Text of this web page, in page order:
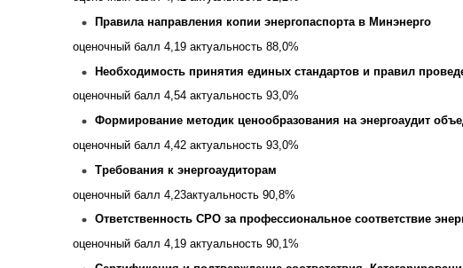
Правила направления копии энергопаспорта в Минэнерго
оценочный балл 4,19 актуальность 88,0%
Необходимость принятия единых стандартов и правил
оценочный балл 4,54 актуальность 93,0%
Формирование методик ценообразования на энергоаудит
оценочный балл 4,42 актуальность 93,0%
Требования к энергоаудиторам
оценочный балл 4,23актуальность 90,8%
Ответственность СРО за профессиональное соответствие
оценочный балл 4,19 актуальность 90,1%